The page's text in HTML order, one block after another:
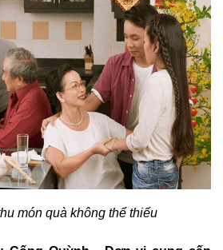
món quà không thể thiếu